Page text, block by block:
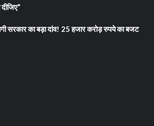
सरकार का बड़ा दांव! 25 हजार करोड़ रुपये का बजट